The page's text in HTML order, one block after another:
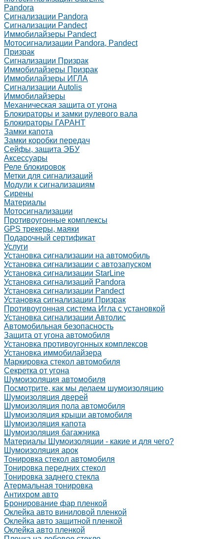
Pandora
Сигнализации Pandora
Сигнализации Pandect
Иммобилайзеры Pandect
Мотосигнализации Pandora, Pandect
Призрак
Сигнализации Призрак
Иммобилайзеры Призрак
Иммобилайзеры ИГЛА
Сигнализации Autolis
Иммобилайзеры
Механическая защита от угона
Блокираторы и замки рулевого вала
Блокираторы ГАРАНТ
Замки капота
Замки коробки передач
Сейфы, защита ЭБУ
Аксессуары
Реле блокировок
Метки для сигнализаций
Модули к сигнализациям
Сирены
Материалы
Мотосигнализации
Противоугонные комплексы
GPS трекеры, маяки
Подарочный сертификат
Услуги
Установка сигнализации на автомобиль
Установка сигнализации с автозапуском
Установка сигнализации StarLine
Установка сигнализаций Pandora
Установка сигнализации Pandect
Установка сигнализации Призрак
Противоугонная система Игла с установкой
Установка сигнализации Автолис
Автомобильная безопасность
Защита от угона автомобиля
Установка противоугонных комплексов
Установка иммобилайзера
Маркировка стекол автомобиля
Секретка от угона
Шумоизоляция автомобиля
Посмотрите, как мы делаем шумоизоляцию
Шумоизоляция дверей
Шумоизоляция пола автомобиля
Шумоизоляция крыши автомобиля
Шумоизоляция капота
Шумоизоляция багажника
Материалы Шумоизоляции - какие и для чего?
Шумоизоляция арок
Тонировка стекол автомобиля
Тонировка передних стекол
Тонировка заднего стекла
Атермальная тонировка
Антихром авто
Бронирование фар пленкой
Оклейка авто виниловой пленкой
Оклейка авто защитной пленкой
Оклейка авто пленкой